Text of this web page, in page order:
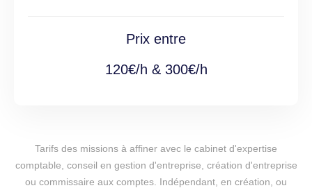
Prix entre
120€/h & 300€/h
Tarifs des missions à affiner avec le cabinet d'expertise
comptable, conseil en gestion d'entreprise, création d'entreprise
ou commissaire aux comptes. Indépendant, en création, ou